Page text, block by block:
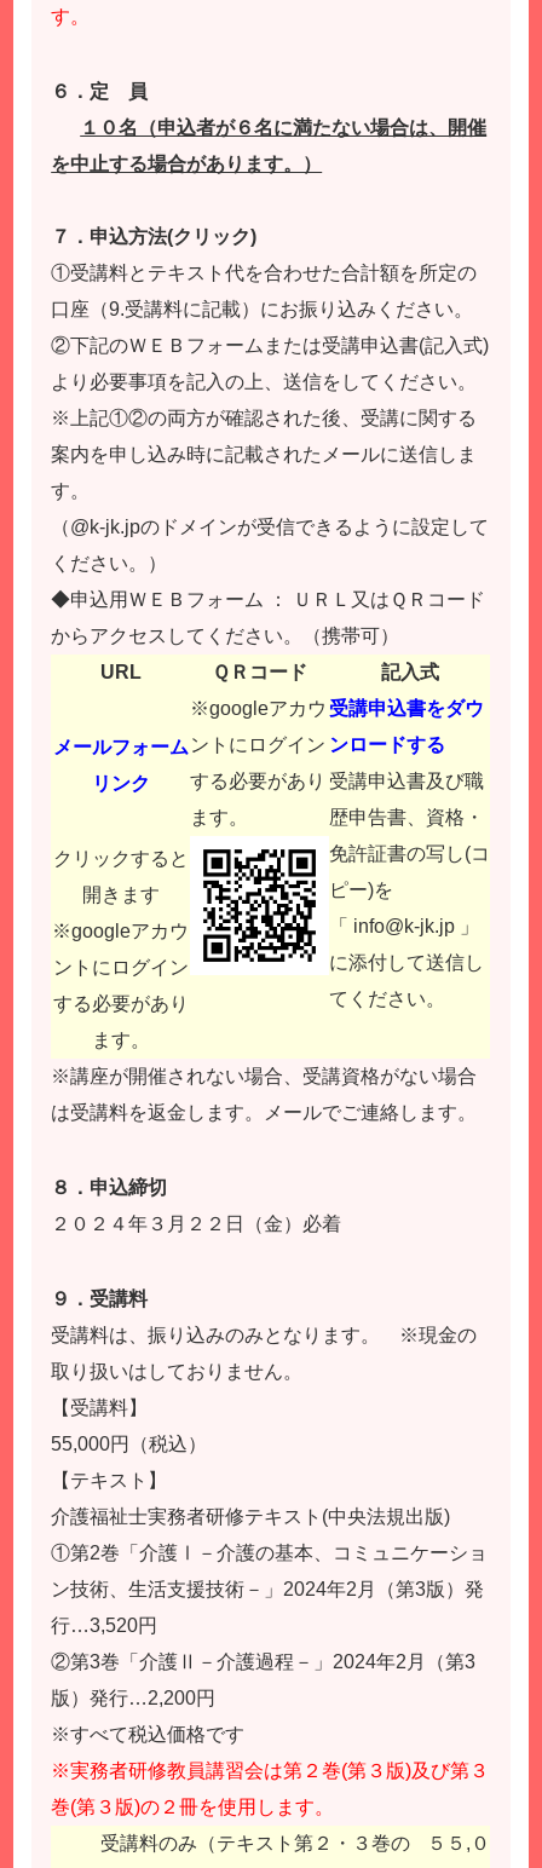
す。
６．定 員
１０名（申込者が６名に満たない場合は、開催
を中止する場合があります。）
７．申込方法(クリック)
①受講料とテキスト代を合わせた合計額を所定の
口座（9.受講料に記載）にお振り込みください。
②下記のＷＥＢフォームまたは受講申込書(記入式)
より必要事項を記入の上、送信をしてください。
※上記①②の両方が確認された後、受講に関する
案内を申し込み時に記載されたメールに送信しま
す。
（@k-jk.jpのドメインが受信できるように設定して
ください。）
◆申込用ＷＥＢフォーム ： ＵＲＬ又はＱＲコード
からアクセスしてください。（携帯可）
URL
ＱＲコード 記入式
メールフォーム
リンク
クリックすると
開きます
※googleアカウ
ントにログイン
する必要があり
ます。
※googleアカウ
ントにログイン
する必要があり
ます。
受講申込書をダウ
ンロードする
受講申込書及び職
歴申告書、資格・
免許証書の写し(コ
ピー)を
「
info@k-jk.jp 」
に添付して送信し
てください。
※講座が開催されない場合、受講資格がない場合
は受講料を返金します。メールでご連絡します。
８．申込締切
２０２４年３月２２日（金）必着
９．受講料
受講料は、振り込みのみとなります。 ※現金の
取り扱いはしておりません。
【受講料】
55,000円（税込）
【テキスト】
介護福祉士実務者研修テキスト(中央法規出版)
①第2巻「介護Ⅰ－介護の基本、コミュニケーショ
ン技術、生活支援技術－」2024年2月（第3版）発
行…3,520円
②第3巻「介護Ⅱ－介護過程－」2024年2月（第3
版）発行…2,200円
※すべて税込価格です
※実務者研修教員講習会は第２巻(第３版)及び第３
巻(第３版)の２冊を使用します。
受講料のみ（テキスト第２・３巻の
５５,０